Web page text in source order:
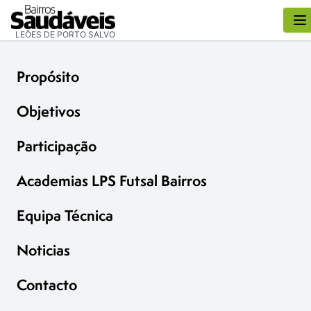
LEÕES DE PORTO SALVO
Propósito
Objetivos
Participação
Academias LPS Futsal Bairros
Equipa Técnica
Noticias
Contacto